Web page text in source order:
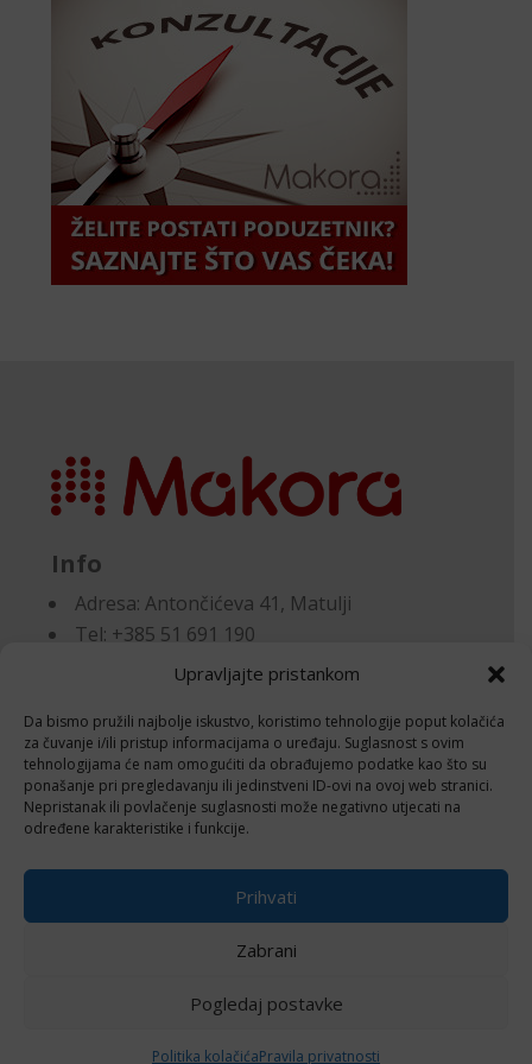
Upravljajte pristankom
Da bismo pružili najbolje iskustvo, koristimo tehnologije poput kolačića
za čuvanje i/ili pristup informacijama o uređaju. Suglasnost s ovim
tehnologijama će nam omogućiti da obrađujemo podatke kao što su
ponašanje pri pregledavanju ili jedinstveni ID-ovi na ovoj web stranici.
Nepristanak ili povlačenje suglasnosti može negativno utjecati na
određene karakteristike i funkcije.
Prihvati
Zabrani
Pogledaj postavke
Politika kolačićaPravila privatnosti
Info
Adresa:Antončićeva 41, Matulji
Tel: +385 51 691 190
Email:knjigovodstvo@makora.hr
Dokumenti
Pravila privatnosti
Politika kolačića (EU)
© 2024 Izrada i održavanjeNegactive – IT